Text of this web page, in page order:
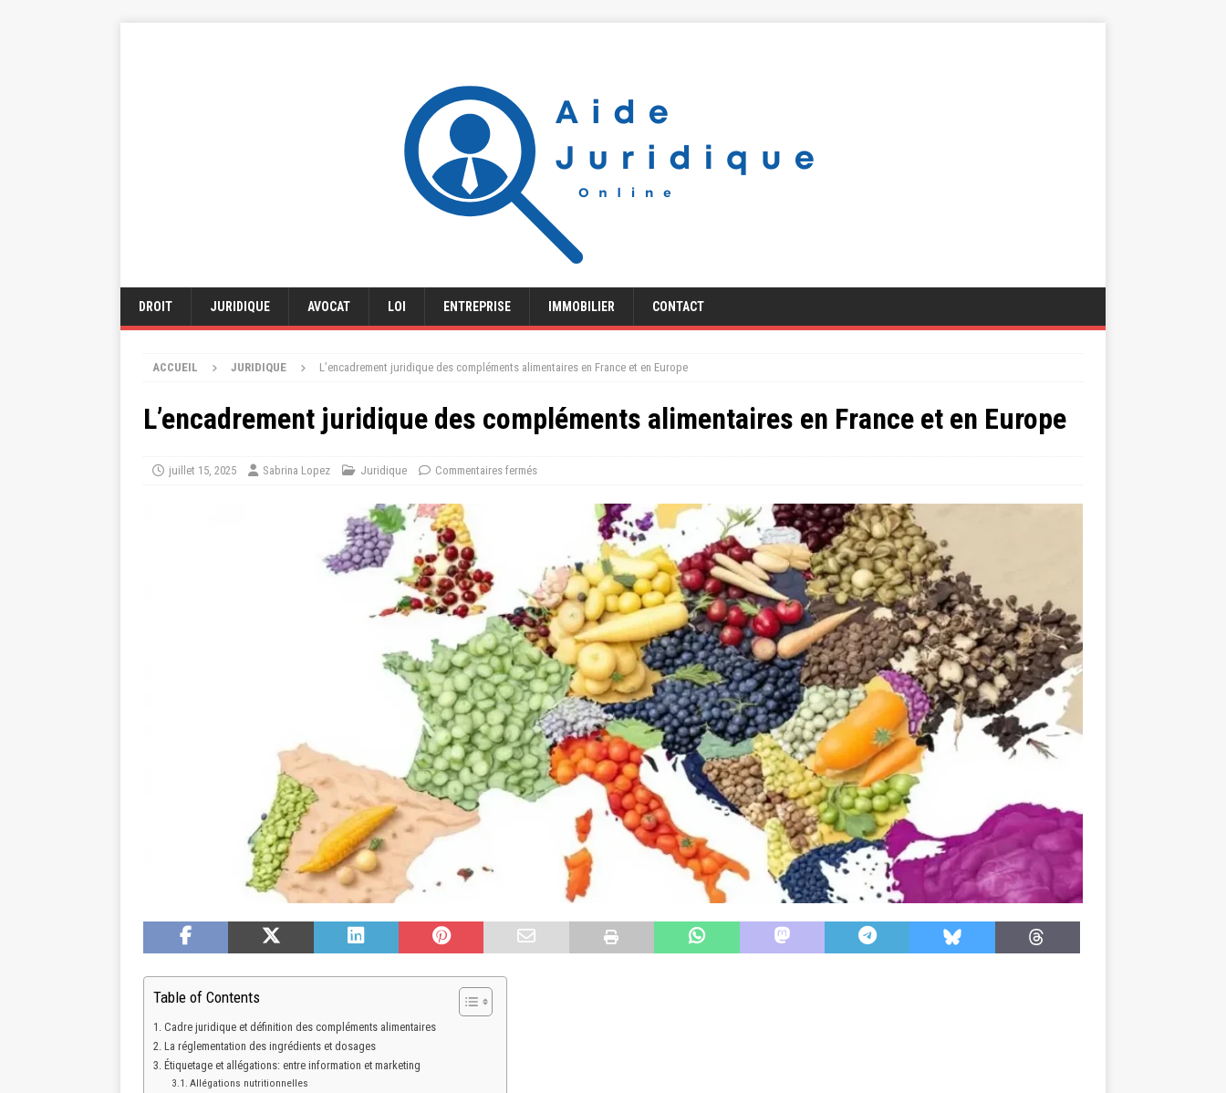
DROIT JURIDIQUE AVOCAT LOI ENTREPRISE IMMOBILIER CONTACT
ACCUEIL JURIDIQUE L’encadrement juridique des compléments alimentaires en France et en Europe
L’encadrement juridique des compléments alimentaires en France et en Europe
juillet 15, 2025 Sabrina Lopez Juridique Commentaires fermés
Table of Contents
Cadre juridique et définition des compléments alimentaires
La réglementation des ingrédients et dosages
Étiquetage et allégations: entre information et marketing
Allégations nutritionnelles